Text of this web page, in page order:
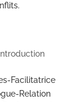
Facilitatrice
Relation